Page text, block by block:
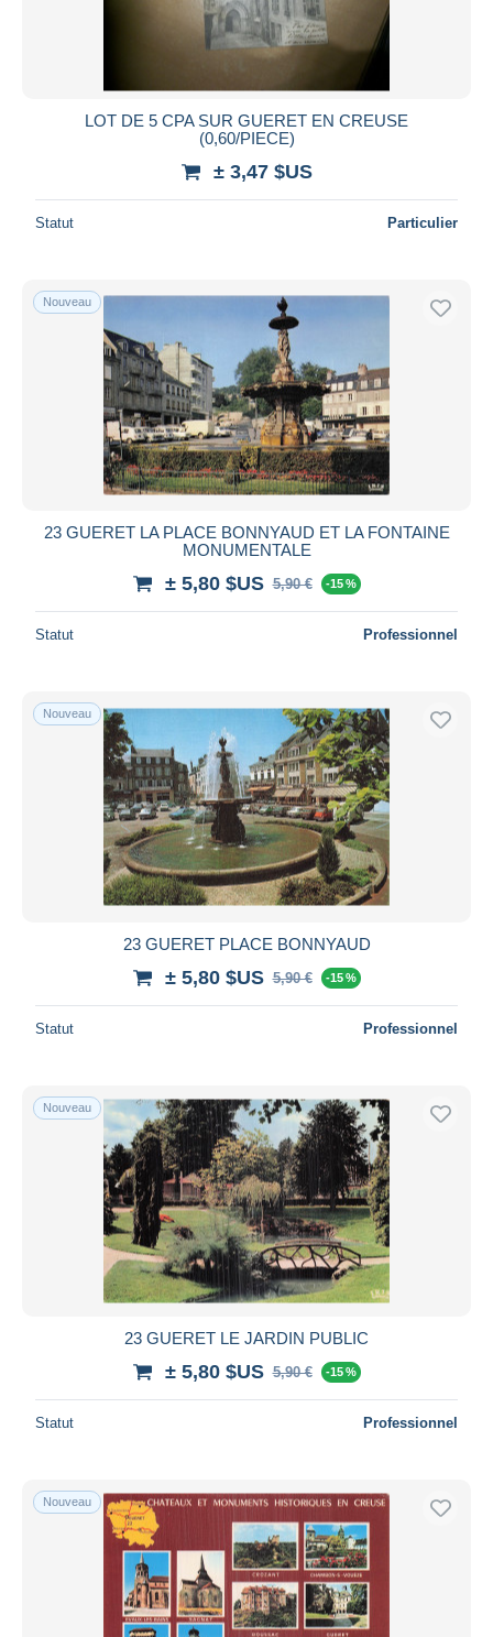
LOT DE 5 CPA SUR GUERET EN CREUSE
(0,60/PIECE)
± 3,47 $US
Statut Particulier
Nouveau
23 GUERET LA PLACE BONNYAUD ET LA FONTAINE
MONUMENTALE
± 5,80 $US 5,90 € -15 %
Statut Professionnel
Nouveau
23 GUERET PLACE BONNYAUD
± 5,80 $US 5,90 € -15 %
Statut Professionnel
Nouveau
23 GUERET LE JARDIN PUBLIC
± 5,80 $US 5,90 € -15 %
Statut Professionnel
Nouveau